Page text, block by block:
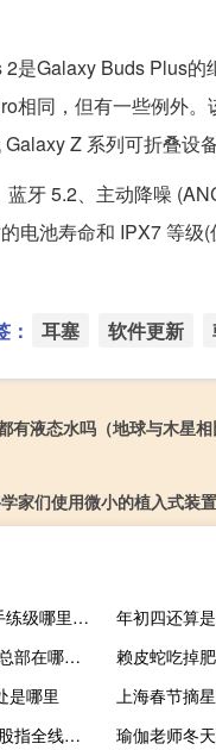
是Galaxy Buds Plus的
相同，但有一些例外。
Z 系列可折叠设
牙 5.2、主动降噪
电池寿命和 IPX7 等级
： 耳塞 软件更新
有液态水吗（地球与木星相
家们使用微小的植入式装
仙境传说RO弓箭手练级哪里快（仙境传说RO弓箭手练级攻略 快吧手游）
年初四还算
中建八局土木公司总部在哪里（中建八局土木公司）
赖皮蛇吃掉
是哪里
上海春节摘
美股逆转颓势三大股指全线收涨
瑜伽老师冬